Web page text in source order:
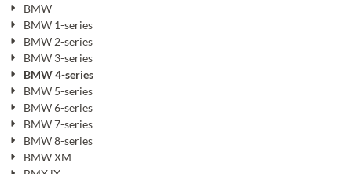
BMW
BMW 1-series
BMW 2-series
BMW 3-series
BMW 4-series
BMW 5-series
BMW 6-series
BMW 7-series
BMW 8-series
BMW XM